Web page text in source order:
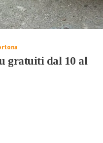
gratuiti dal 10 al